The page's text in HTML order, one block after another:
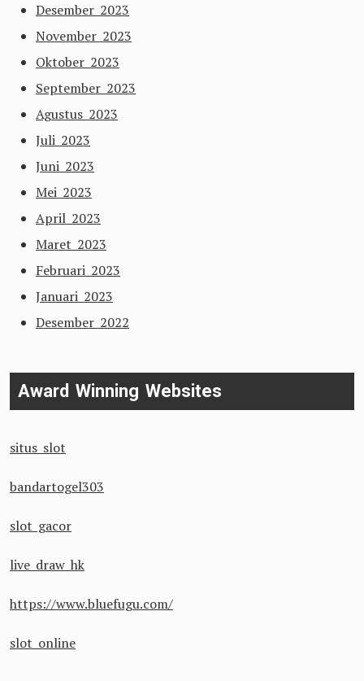
Desember 2023
November 2023
Oktober 2023
September 2023
Agustus 2023
Juli 2023
Juni 2023
Mei 2023
April 2023
Maret 2023
Februari 2023
Januari 2023
Desember 2022
Award Winning Websites
situs slot
bandartogel303
slot gacor
live draw hk
https://www.bluefugu.com/
slot online